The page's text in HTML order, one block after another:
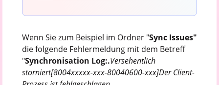
Wenn Sie zum Beispiel im Ordner "Sync Issues"
die folgende Fehlermeldung mit dem Betreff
"Synchronisation Log:.Versehentlich
storniert[8004xxxxx-xxx-80040600-xxx]Der Client-